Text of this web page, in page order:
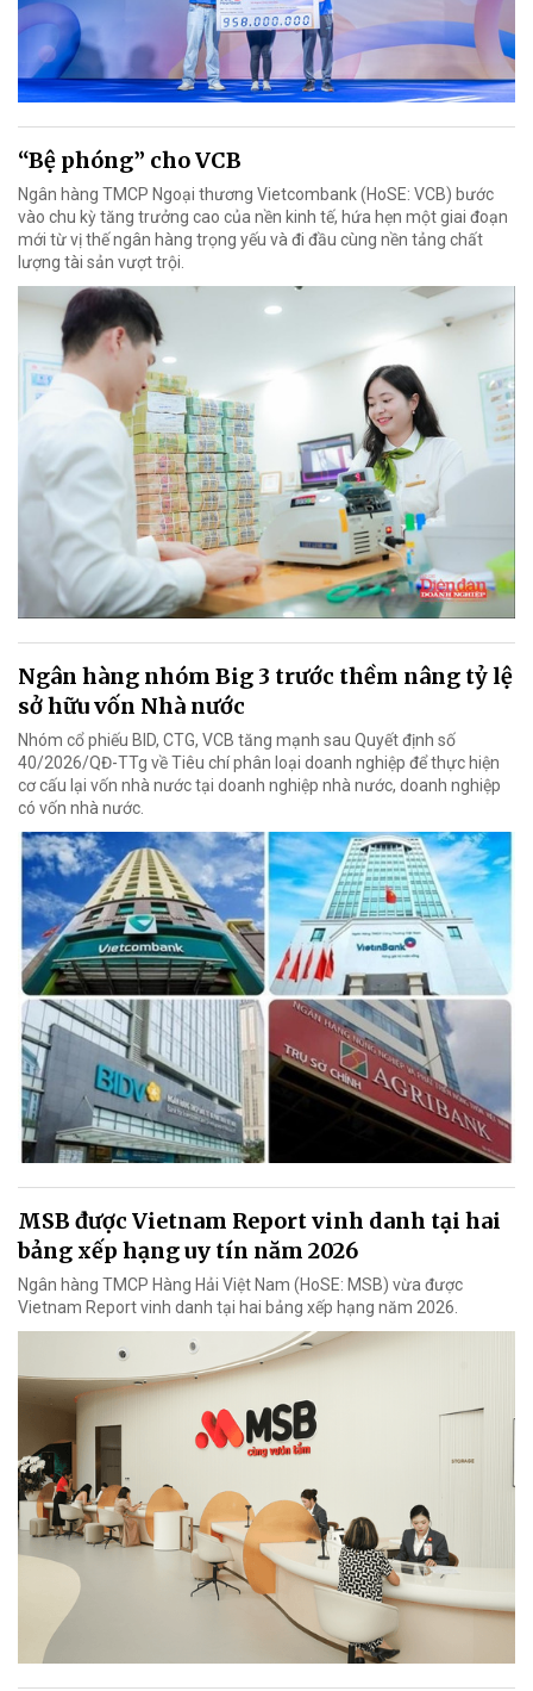
“Bệ phóng” cho VCB
Ngân hàng TMCP Ngoại thương Vietcombank (HoSE: VCB) bước
vào chu kỳ tăng trưởng cao của nền kinh tế, hứa hẹn một giai đoạn
mới từ vị thế ngân hàng trọng yếu và đi đầu cùng nền tảng chất
lượng tài sản vượt trội.
Ngân hàng nhóm Big 3 trước thềm nâng tỷ lệ
sở hữu vốn Nhà nước
Nhóm cổ phiếu BID, CTG, VCB tăng mạnh sau Quyết định số
40/2026/QĐ-TTg về Tiêu chí phân loại doanh nghiệp để thực hiện
cơ cấu lại vốn nhà nước tại doanh nghiệp nhà nước, doanh nghiệp
có vốn nhà nước.
MSB được Vietnam Report vinh danh tại hai
bảng xếp hạng uy tín năm 2026
Ngân hàng TMCP Hàng Hải Việt Nam (HoSE: MSB) vừa được
Vietnam Report vinh danh tại hai bảng xếp hạng năm 2026.